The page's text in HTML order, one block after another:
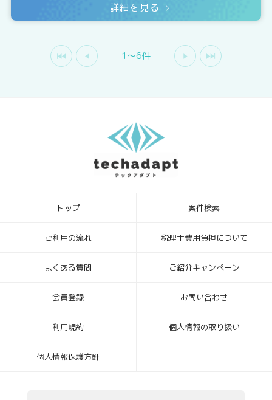
詳細を見る
1〜6件
トップ 案件検索
ご利用の流れ 税理士費用負担について
よくある質問 ご紹介キャンペーン
会員登録 お問い合わせ
利用規約 個人情報の取り扱い
個人情報保護方針